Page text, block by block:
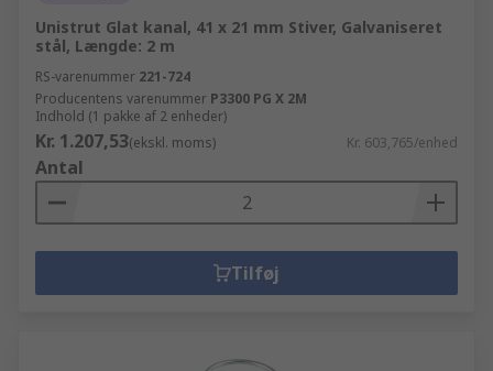
Unistrut Glat kanal, 41 x 21 mm Stiver, Galvaniseret
stål, Længde: 2 m
RS-varenummer 221-724
Producentens varenummer P3300 PG X 2M
Indhold (1 pakke af 2 enheder)
Kr. 1.207,53(ekskl. moms) Kr. 603,765/enhed
Antal
Tilføj